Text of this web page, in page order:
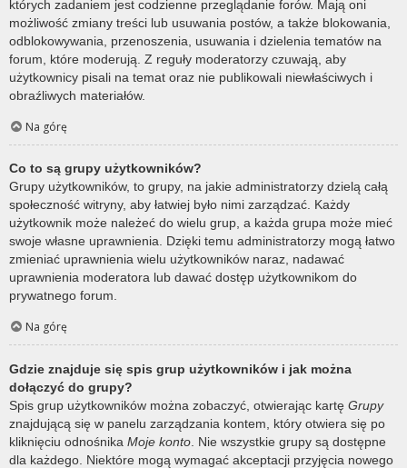
których zadaniem jest codzienne przeglądanie forów. Mają oni
możliwość zmiany treści lub usuwania postów, a także blokowania,
odblokowywania, przenoszenia, usuwania i dzielenia tematów na
forum, które moderują. Z reguły moderatorzy czuwają, aby
użytkownicy pisali na temat oraz nie publikowali niewłaściwych i
obraźliwych materiałów.
Na górę
Co to są grupy użytkowników?
Grupy użytkowników, to grupy, na jakie administratorzy dzielą całą
społeczność witryny, aby łatwiej było nimi zarządzać. Każdy
użytkownik może należeć do wielu grup, a każda grupa może mieć
swoje własne uprawnienia. Dzięki temu administratorzy mogą łatwo
zmieniać uprawnienia wielu użytkowników naraz, nadawać
uprawnienia moderatora lub dawać dostęp użytkownikom do
prywatnego forum.
Na górę
Gdzie znajduje się spis grup użytkowników i jak można
dołączyć do grupy?
Spis grup użytkowników można zobaczyć, otwierając kartę Grupy
znajdującą się w panelu zarządzania kontem, który otwiera się po
kliknięciu odnośnika Moje konto . Nie wszystkie grupy są dostępne
dla każdego. Niektóre mogą wymagać akceptacji przyjęcia nowego